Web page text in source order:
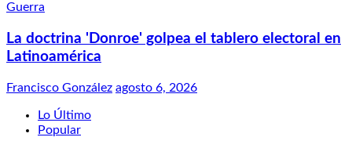
Guerra
La doctrina 'Donroe' golpea el tablero electoral en
Latinoamérica
Francisco González agosto 6, 2026
Lo Último
Popular